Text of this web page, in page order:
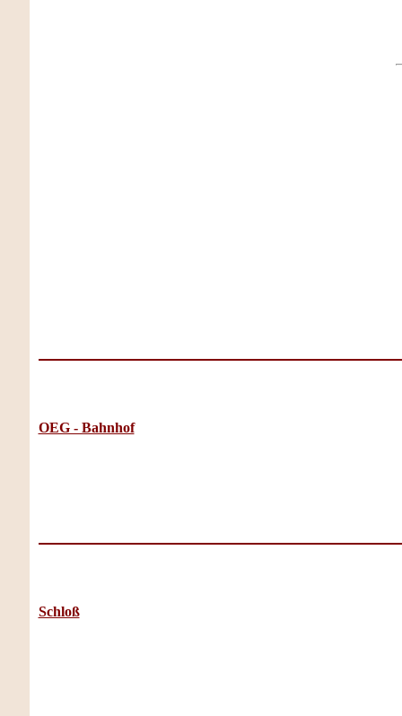
OEG - Bahnhof
Schloß